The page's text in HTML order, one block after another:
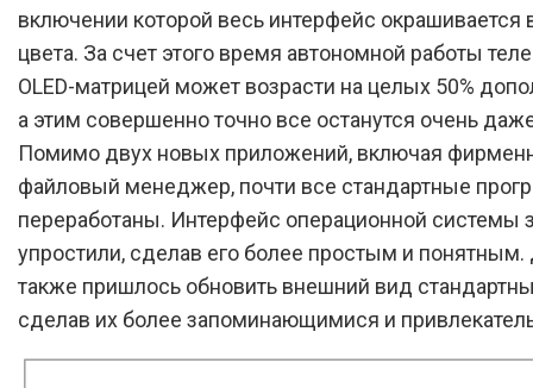
включении которой весь интерфейс окрашивается
цвета. За счет этого время автономной работы
OLED-матрицей может возрасти на целых 50%
а этим совершенно точно все останутся очень
Помимо двух новых приложений, включая
файловый менеджер, почти все стандартные
переработаны. Интерфейс операционной системы
упростили, сделав его более простым и понятным.
также пришлось обновить внешний вид
сделав их более запоминающимися и